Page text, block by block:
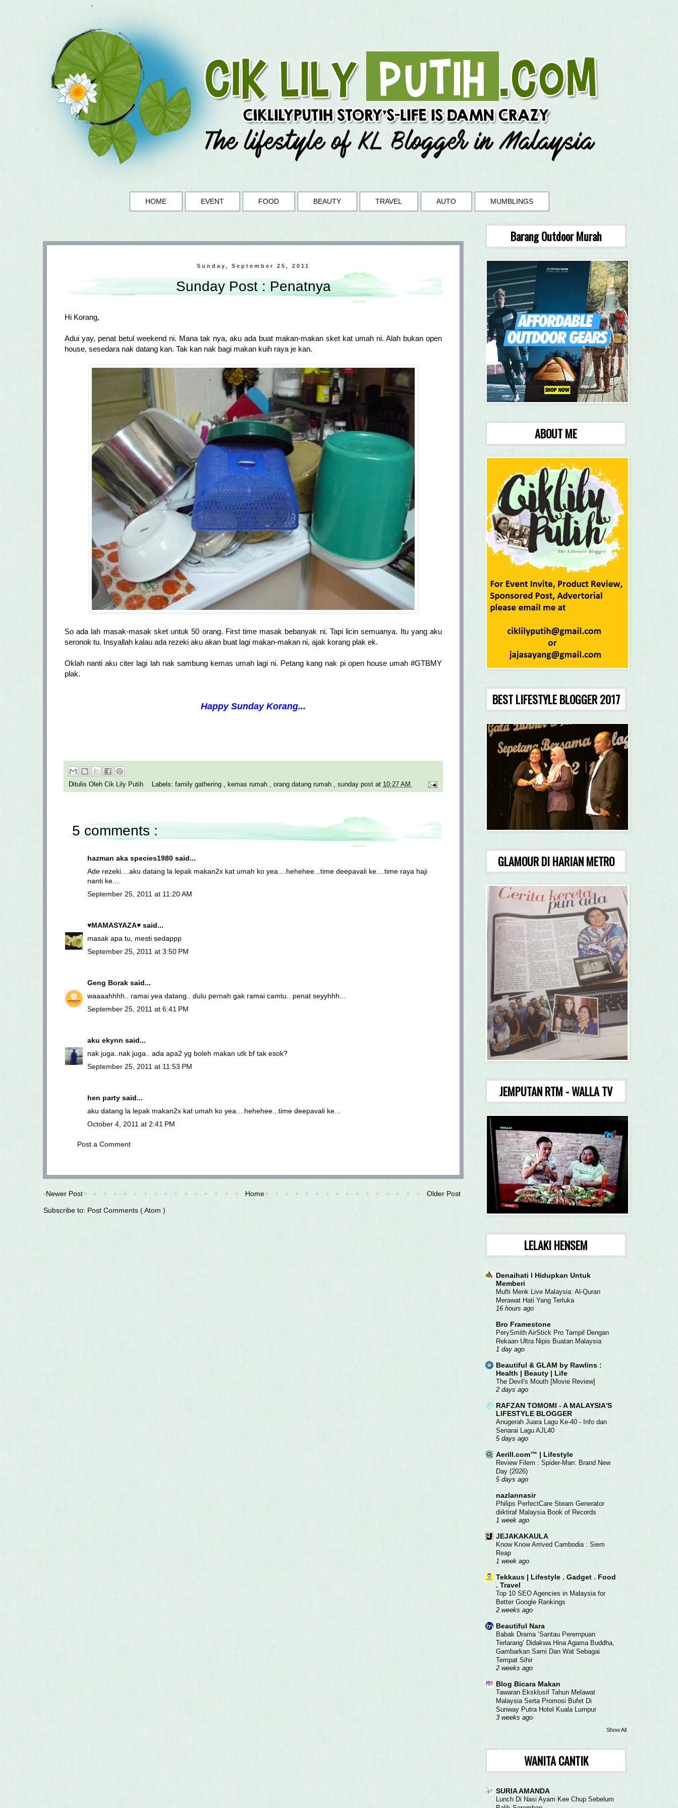
HOME EVENT FOOD BEAUTY TRAVEL AUTO MUMBLINGS
Sunday, September 25, 2011
Sunday Post : Penatnya
Hi Korang,
Adui yay, penat betul weekend ni. Mana tak nya, aku ada buat makan-makan sket kat umah ni. Alah bukan open
house, sesedara nak datang kan. Tak kan nak bagi makan kuih raya je kan.
So ada lah masak-masak sket untuk 50 orang. First time masak bebanyak ni. Tapi licin semuanya. Itu yang aku
seronok tu. Insyallah kalau ada rezeki aku akan buat lagi makan-makan ni, ajak korang plak ek.
Oklah nanti aku citer lagi lah nak sambung kemas umah lagi ni. Petang kang nak pi open house umah #GTBMY
plak.
Happy Sunday Korang...
Ditulis Oleh Cik Lily Putih Labels: family gathering , kemas rumah , orang datang rumah , sunday post at 10:27 AM
5 comments :
hazman aka species1980 said...
Ade rezeki....aku datang la lepak makan2x kat umah ko yea....hehehee...time deepavali ke....time raya haji
nanti ke....
September 25, 2011 at 11:20 AM
♥MAMASYAZA♥ said...
masak apa tu, mesti sedappp
September 25, 2011 at 3:50 PM
Geng Borak said...
waaaahhhh.. ramai yea datang.. dulu pernah gak ramai camtu.. penat seyyhhh...
September 25, 2011 at 6:41 PM
aku ekynn said...
nak juga..nak juga.. ada apa2 yg boleh makan utk bf tak esok?
September 25, 2011 at 11:53 PM
hen party said...
aku datang la lepak makan2x kat umah ko yea....hehehee...time deepavali ke...
October 4, 2011 at 2:41 PM
Post a Comment
Newer Post Older Post
Home
Subscribe to: Post Comments ( Atom )
Barang Outdoor Murah
ABOUT ME
BEST LIFESTYLE BLOGGER 2017
GLAMOUR DI HARIAN METRO
JEMPUTAN RTM - WALLA TV
LELAKI HENSEM
Denaihati l Hidupkan Untuk
Memberi
Mufti Menk Live Malaysia: Al-Quran
Merawat Hati Yang Terluka
16 hours ago
Bro Framestone
PerySmith AirStick Pro Tampil Dengan
Rekaan Ultra Nipis Buatan Malaysia
1 day ago
Beautiful & GLAM by Rawlins :
Health | Beauty | Life
The Devil's Mouth [Movie Review]
2 days ago
RAFZAN TOMOMI - A MALAYSIA'S
LIFESTYLE BLOGGER
Anugerah Juara Lagu Ke-40 - Info dan
Senarai Lagu AJL40
5 days ago
Aerill.com™ | Lifestyle
Review Filem : Spider-Man: Brand New
Day (2026)
5 days ago
nazlannasir
Philips PerfectCare Steam Generator
diiktiraf Malaysia Book of Records
1 week ago
JEJAKAKAULA
Know Know Arrived Cambodia : Siem
Reap
1 week ago
Tekkaus | Lifestyle . Gadget . Food
. Travel
Top 10 SEO Agencies in Malaysia for
Better Google Rankings
2 weeks ago
Beautiful Nara
Babak Drama ‘Santau Perempuan
Terlarang’ Didakwa Hina Agama Buddha,
Gambarkan Sami Dan Wat Sebagai
Tempat Sihir
2 weeks ago
Blog Bicara Makan
Tawaran Eksklusif Tahun Melawat
Malaysia Serta Promosi Bufet Di
Sunway Putra Hotel Kuala Lumpur
3 weeks ago
Show All
WANITA CANTIK
SURIA AMANDA
Lunch Di Nasi Ayam Kee Chup Sebelum